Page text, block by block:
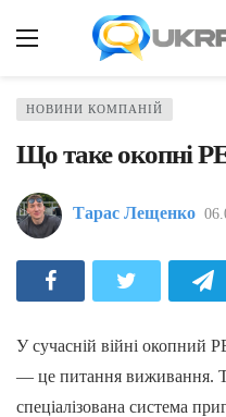
НОВИНИ КОМПАНІЙ
Що таке окопні
Тарас Лещенко
У сучасній війні окопний
— це питання виживання.
спеціалізована система